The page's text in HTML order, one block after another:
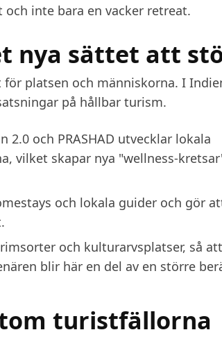
inte bara en vacker retreat.
nya sättet att
platsen och människorna. I
på hållbar turism.
2.0 och PRASHAD utvecklar lokala
vilket skapar nya "wellness-
och lokala guider och gör
och kulturarvsplatser, så
blir här en del av en större
turistfällorna